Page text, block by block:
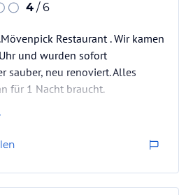
4 / 6
Restaurant . Wir kamen
und wurden sofort
sauber, neu renoviert. Alles
für 1 Nacht braucht.